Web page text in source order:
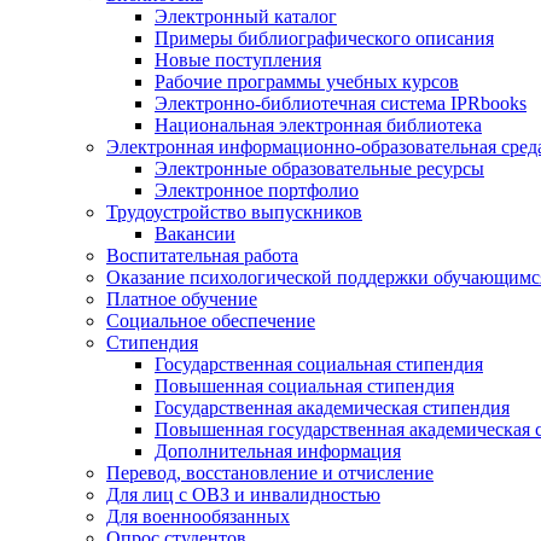
Электронный каталог
Примеры библиографического описания
Новые поступления
Рабочие программы учебных курсов
Электронно-библиотечная система IPRbooks
Национальная электронная библиотека
Электронная информационно-образовательная
Электронные образовательные ресурсы
Электронное портфолио
Трудоустройство выпускников
Вакансии
Воспитательная работа
Оказание психологической поддержки
Платное обучение
Социальное обеспечение
Стипендия
Государственная социальная стипендия
Повышенная социальная стипендия
Государственная академическая стипендия
Повышенная государственная академическая
Дополнительная информация
Перевод, восстановление и отчисление
Для лиц с ОВЗ и инвалидностью
Для военнообязанных